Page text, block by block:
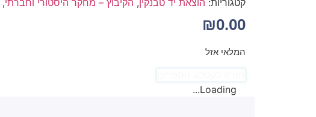
קטגוריות: הוצאת יד טבנקין, הקיבוץ – מחקר היסטורי וחברתי,
₪0.00
המלאי אזל
Loading...